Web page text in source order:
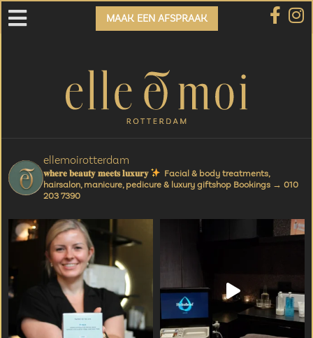
MAAK EEN AFSPRAAK
ellemoirotterdam
𝐰𝐡𝐞𝐫𝐞 𝐛𝐞𝐚𝐮𝐭𝐲 𝐦𝐞𝐞𝐭𝐬 𝐥𝐮𝐱𝐮𝐫𝐲
Facial & body treatments,
hairsalon, manicure, pedicure & luxury giftshop Bookings → 010
203 7390